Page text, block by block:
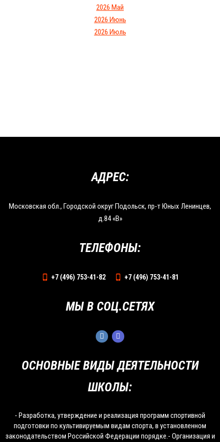
2026 Май
2026 Июнь
2026 Июль
ОСНОВНЫЕ ВИДЫ ДЕЯТЕЛЬНОСТИ
ШКОЛЫ:
- Разработка, утверждение и реализация программ спортивной
подготовки по культивируемым видам спорта, в установленном
законодательством Российской Федерации порядке.- Организация и
АДРЕС:
Московская обл., Городской округ Подольск, пр-т Юных Ленинцев,
д.84 «В»
ТЕЛЕФОНЫ:
+7 (496) 753-41-82 +7 (496) 753-41-81
МЫ В СОЦ.СЕТЯХ